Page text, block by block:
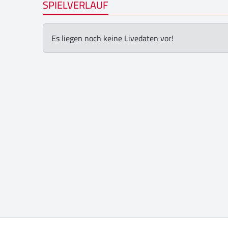
SPIELVERLAUF
Es liegen noch keine Livedaten vor!